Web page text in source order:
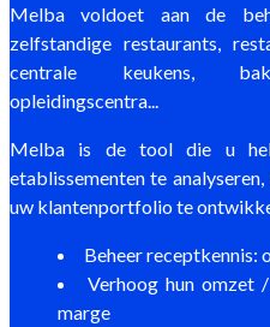
Melba voldoet aan de
zelfstandige restaurants,
centrale keukens,
opleidingscentra...
Melba is de tool die u
etablissementen te
uw klantenportfolio te
Beheer receptkennis:
Verhoog hun omzet
marge